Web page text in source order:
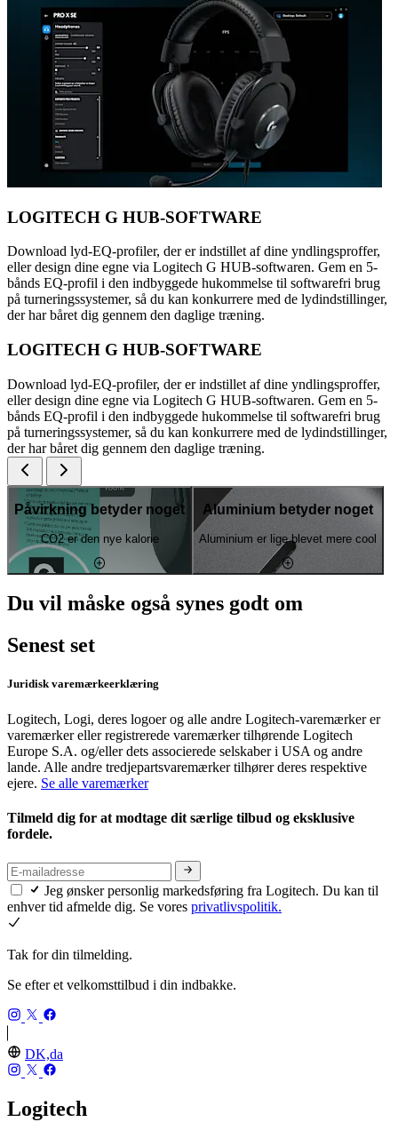
LOGITECH G HUB-SOFTWARE
Download lyd-EQ-profiler, der er indstillet af dine yndlingsproffer,
eller design dine egne via Logitech G HUB-softwaren. Gem en 5-
bånds EQ-profil i den indbyggede hukommelse til softwarefri brug
på turneringssystemer, så du kan konkurrere med de lydindstillinger,
der har båret dig gennem den daglige træning.
LOGITECH G HUB-SOFTWARE
Download lyd-EQ-profiler, der er indstillet af dine yndlingsproffer,
eller design dine egne via Logitech G HUB-softwaren. Gem en 5-
bånds EQ-profil i den indbyggede hukommelse til softwarefri brug
på turneringssystemer, så du kan konkurrere med de lydindstillinger,
der har båret dig gennem den daglige træning.
Påvirkning betyder noget
CO2 er den nye kalorie
Aluminium betyder noget
Aluminium er lige blevet mere cool
Du vil måske også synes godt om
Senest set
Juridisk varemærkeerklæring
Logitech, Logi, deres logoer og alle andre Logitech-varemærker er
varemærker eller registrerede varemærker tilhørende Logitech
Europe S.A. og/eller dets associerede selskaber i USA og andre
lande. Alle andre tredjepartsvaremærker tilhører deres respektive
ejere. Se alle varemærker
Tilmeld dig for at modtage dit særlige tilbud og eksklusive
fordele.
Jeg ønsker personlig markedsføring fra Logitech. Du kan til
enhver tid afmelde dig. Se vores privatlivspolitik.
Tak for din tilmelding.
Se efter et velkomsttilbud i din indbakke.
DK,da
Logitech